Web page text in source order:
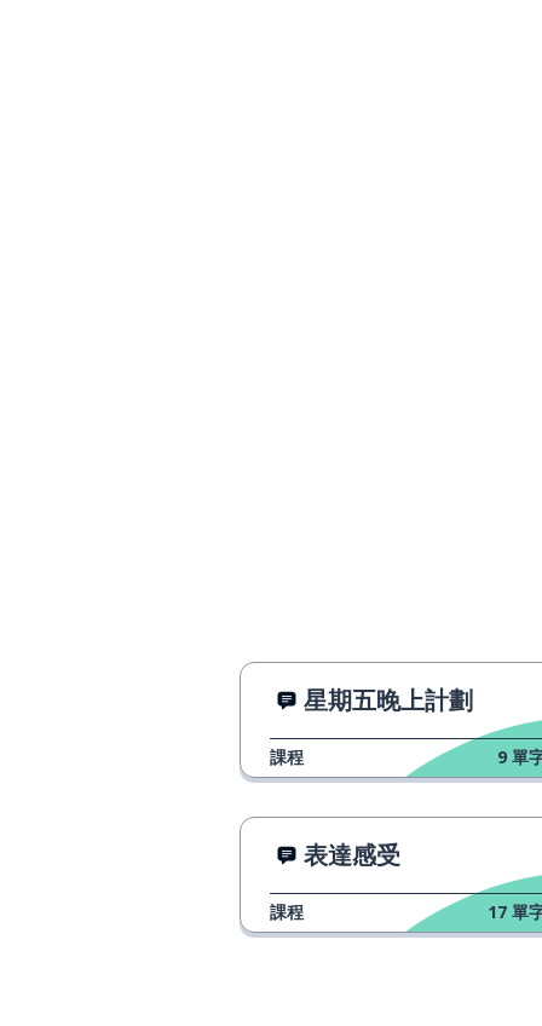
星期五晚上計劃
課程 9 單
表達感受
課程 17 單